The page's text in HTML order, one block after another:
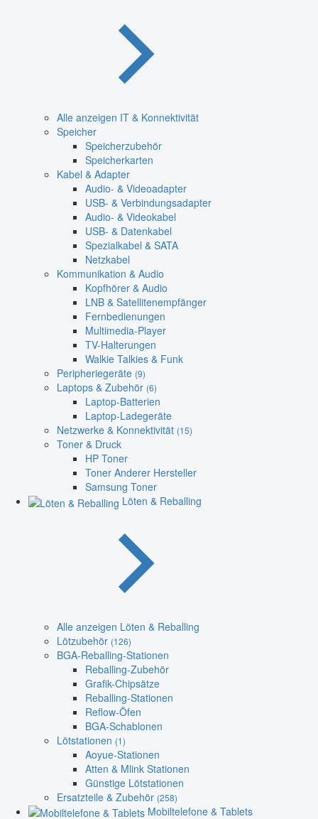
Alle anzeigen IT & Konnektivität
Speicher
Speicherzubehör
Speicherkarten
Kabel & Adapter
Audio- & Videoadapter
USB- & Verbindungsadapter
Audio- & Videokabel
USB- & Datenkabel
Spezialkabel & SATA
Netzkabel
Kommunikation & Audio
Kopfhörer & Audio
LNB & Satellitenempfänger
Fernbedienungen
Multimedia-Player
TV-Halterungen
Walkie Talkies & Funk
Peripheriegeräte (9)
Laptops & Zubehör (6)
Laptop-Batterien
Laptop-Ladegeräte
Netzwerke & Konnektivität (15)
Toner & Druck
HP Toner
Toner Anderer Hersteller
Samsung Toner
Löten & Reballing
Alle anzeigen Löten & Reballing
Lötzubehör (126)
BGA-Reballing-Stationen
Reballing-Zubehör
Grafik-Chipsätze
Reballing-Stationen
Reflow-Öfen
BGA-Schablonen
Lötstationen (1)
Aoyue-Stationen
Atten & Mlink Stationen
Günstige Lötstationen
Ersatzteile & Zubehör (258)
Mobiltelefone & Tablets